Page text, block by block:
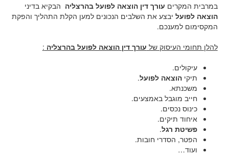
במרבית המקרים עורך דין הוצאה לפועל בהרצליה הבקיא בדיני
הוצאה לפועל יבצע את השלבים הנכונים למען הקלת התהליך והפקת
המקסימום למענכם.
להלן תחומי העיסוק של עורך דין הוצאה לפועל בהרצליה :
עיקולים.
תיקיהוצאה לפועל.
משכנתא.
חייב מוגבל באמצעים.
כינוס נכסים.
איחוד תיקים.
פשיטת רגל.
הפטר, הסדרי חובות.
ועוד…